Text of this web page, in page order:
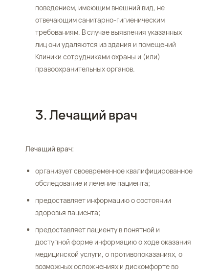
поведением, имеющим внешний вид, не
отвечающим санитарно-гигиеническим
требованиям. В случае выявления указанных
лиц они удаляются из здания и помещений
Клиники сотрудниками охраны и (или)
правоохранительных органов.
3. Лечащий врач
Лечащий врач:
организует своевременное квалифицированное
обследование и лечение пациента;
предоставляет информацию о состоянии
здоровья пациента;
предоставляет пациенту в понятной и
доступной форме информацию о ходе оказания
медицинской услуги, о противопоказаниях, о
возможных осложнениях и дискомфорте во